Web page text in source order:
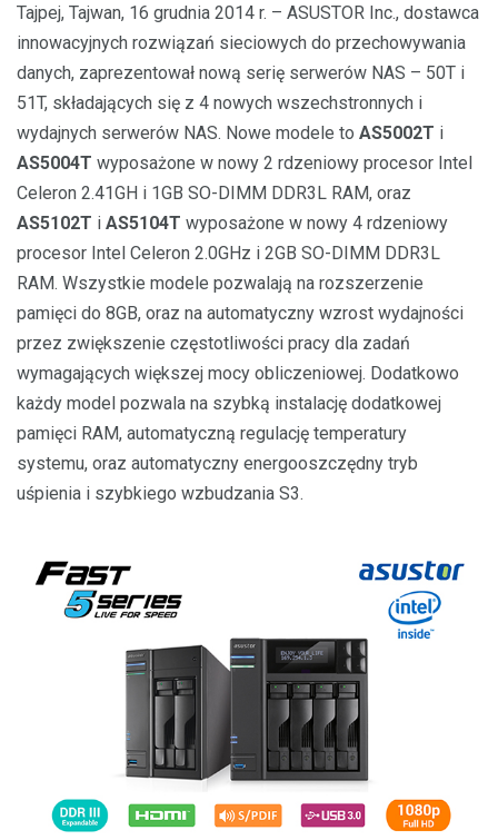
Tajpej, Tajwan, 16 grudnia 2014 r. – ASUSTOR Inc., dostawca
innowacyjnych rozwiązań sieciowych do przechowywania
danych, zaprezentował nową serię serwerów NAS – 50T i
51T, składających się z 4 nowych wszechstronnych i
wydajnych serwerów NAS. Nowe modele to AS5002T i
AS5004T wyposażone w nowy 2 rdzeniowy procesor Intel
Celeron 2.41GH i 1GB SO-DIMM DDR3L RAM, oraz
AS5102T i AS5104T wyposażone w nowy 4 rdzeniowy
procesor Intel Celeron 2.0GHz i 2GB SO-DIMM DDR3L
RAM. Wszystkie modele pozwalają na rozszerzenie
pamięci do 8GB, oraz na automatyczny wzrost wydajności
przez zwiększenie częstotliwości pracy dla zadań
wymagających większej mocy obliczeniowej. Dodatkowo
każdy model pozwala na szybką instalację dodatkowej
pamięci RAM, automatyczną regulację temperatury
systemu, oraz automatyczny energooszczędny tryb
uśpienia i szybkiego wzbudzania S3.